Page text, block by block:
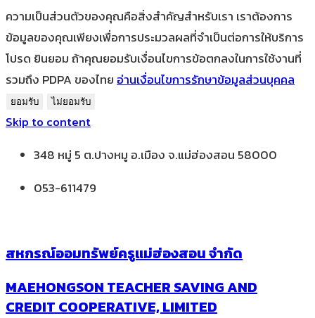
ความเป็นส่วนตัวของคุณคือสิ่งสำคัญสำหรับเรา เราต้องการ
ข้อมูลของคุณเพียงเพื่อการประมวลผลที่จำเป็นต่อการให้บริการ
โปรด ยินยอม ถ้าคุณยอมรับเงื่อนไขการข้อตกลงในการใช้งานที่
รวมถึง PDPA ของไทย อ่านเงื่อนไขการรักษาข้อมูลส่วนบุคคล
ยอมรับ ไม่ยอมรับ
Skip to content
348 หมู่ 5 ต.ปางหมู อ.เมือง จ.แม่ฮ่องสอน 58000
053-611479
สหกรณ์ออมทรัพย์ครูแม่ฮ่องสอน จำกัด
MAEHONGSON TEACHER SAVING AND
CREDIT COOPERATIVE, LIMITED